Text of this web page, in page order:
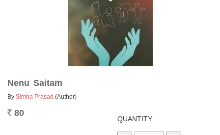
Nenu Saitam
By Simha Prasad (Author)
Rs. 80
QUANTITY: